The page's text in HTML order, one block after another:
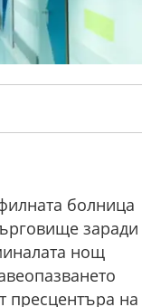
болница
заради
нощ
пресцентъра на